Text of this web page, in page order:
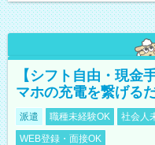
【シフト自由・現金
マホの充電を繋げる
派遣 職種未経験OK 社会人
WEB登録・面接OK